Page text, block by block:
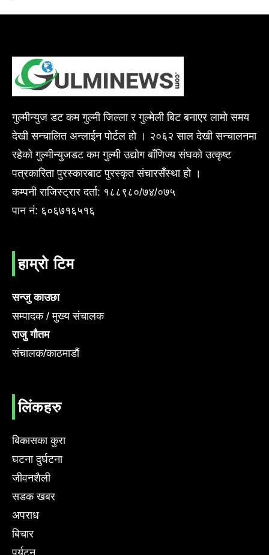
गुल्मीन्युज डट कम गुल्मी जिल्ला र गुल्मेली बिट बनाएर लामो समय
देखी सन्चालित अन्लाईन पोर्टल हो । २०६२ साल देखी सन्चालनमा
रहेको गुल्मीन्युजडट कम गुल्मी उद्योग बाँणिज्य संघको उत्कृष्ट
पत्रकारिता पुरस्कारबाट पुरस्कृत संचारसँस्था हो ।
कम्पनी राजिस्ट्रार दर्ता: १८८९८०/७४/०७५
पान नं: ६०६७१६५१६
हाम्रो टिम
सन्जु काउछा
सम्पादक / मुख्य संचालक
राजु गौतम
संचालक/काठमाडौं
लिंकहरु
बिकासका कुरा
घटना दुर्घटना
जीवनशैली
सडक खबर
अपराध
बिचार
पर्यटन